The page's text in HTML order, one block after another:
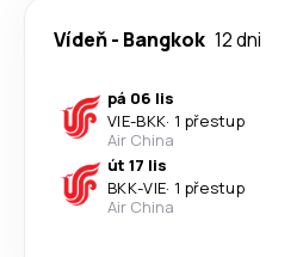
Vídeň- Bangkok 12 dni
pá 06 lis
VIE-BKK· 1 přestup
Air China
út 17 lis
BKK-VIE· 1 přestup
Air China